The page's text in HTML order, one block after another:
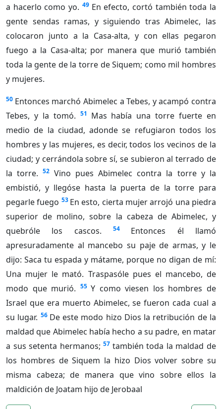
a hacerlo como yo. 49 En efecto, cortó también toda la
gente sendas ramas, y siguiendo tras Abimelec, las
colocaron junto a la Casa-alta, y con ellas pegaron
fuego a la Casa-alta; por manera que murió también
toda la gente de la torre de Siquem; como mil hombres
y mujeres.
50 Entonces marchó Abimelec a Tebes, y acampó contra
Tebes, y la tomó. 51
Mas había una torre fuerte en
medio de la ciudad, adonde se refugiaron todos los
hombres y las mujeres, es decir, todos los vecinos de la
ciudad; y cerrándola sobre sí, se subieron al terrado de
la torre.
52 Vino pues Abimelec contra la torre y la
embistió, y llegóse hasta la puerta de la torre para
pegarle fuego 53 En esto, cierta mujer arrojó una piedra
superior de molino, sobre la cabeza de Abimelec, y
quebróle los cascos.
54
Entonces él llamó
apresuradamente al mancebo su paje de armas, y le
dijo: Saca tu espada y mátame, porque no digan de mí:
Una mujer le mató. Traspasóle pues el mancebo, de
modo que murió. 55 Y como viesen los hombres de
Israel que era muerto Abimelec, se fueron cada cual a
su lugar. 56 De este modo hizo Dios la retribución de la
maldad que Abimelec había hecho a su padre, en matar
a sus setenta hermanos; 57 también toda la maldad de
los hombres de Siquem la hizo Dios volver sobre su
misma cabeza; de manera que vino sobre ellos la
maldición de Joatam hijo de Jerobaal